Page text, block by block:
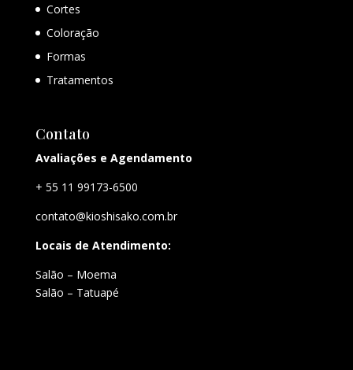
Cortes
Coloração
Formas
Tratamentos
Contato
Avaliações e Agendamento
+ 55 11 99173-6500
contato@kioshisako.com.br
Locais de Atendimento:
Salão – Moema
Salão – Tatuapé